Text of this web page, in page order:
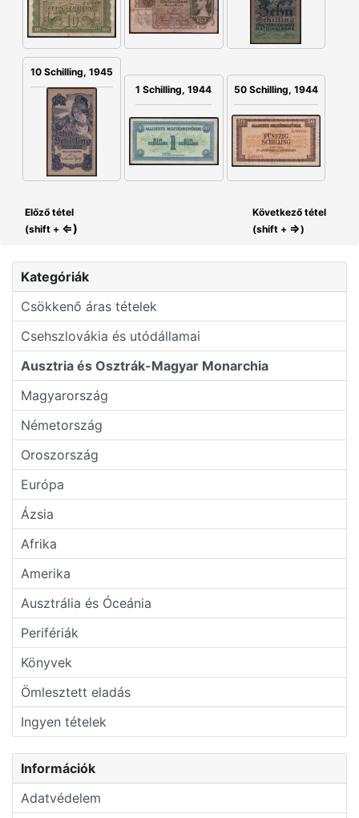
Kategóriák
Csökkenő áras tételek
Csehszlovákia és utódállamai
Ausztria és Osztrák-Magyar Monarchia
Magyarország
Németország
Oroszország
Európa
Ázsia
Afrika
Amerika
Ausztrália és Óceánia
Perifériák
Könyvek
Ömlesztett eladás
Ingyen tételek
Információk
Adatvédelem
10 Schilling, 1945
1 Schilling, 1944
50 Schilling, 1944
Előző tétel
(shift + ⇐)
Következő tétel
(shift + ⇒)